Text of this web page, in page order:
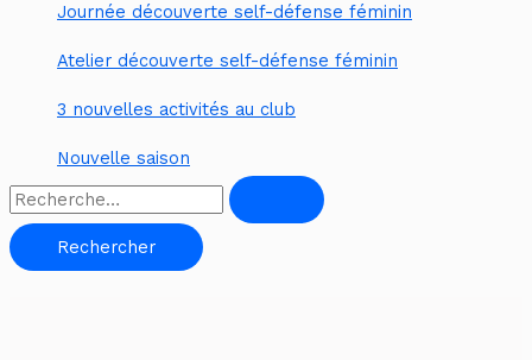
Journée découverte self-défense féminin
Atelier découverte self-défense féminin
3 nouvelles activités au club
Nouvelle saison
R
e
c